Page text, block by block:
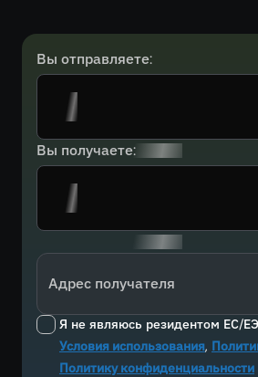
Вы отправляете:
Вы получаете:
Адрес получателя
Я не являюсь резидентом ЕС/
Условия использования,
Политику конфиденциальности